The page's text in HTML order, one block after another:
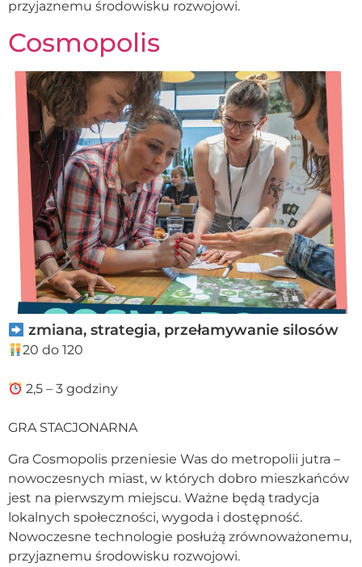
przyjaznemu środowisku rozwojowi.
Cosmopolis
zmiana, strategia, przełamywanie silosów
20 do 120
2,5 – 3 godziny
GRA STACJONARNA
Gra Cosmopolis przeniesie Was do metropolii jutra –
nowoczesnych miast, w których dobro mieszkańców
jest na pierwszym miejscu. Ważne będą tradycja
lokalnych społeczności, wygoda i dostępność.
Nowoczesne technologie posłużą zrównoważonemu,
przyjaznemu środowisku rozwojowi.